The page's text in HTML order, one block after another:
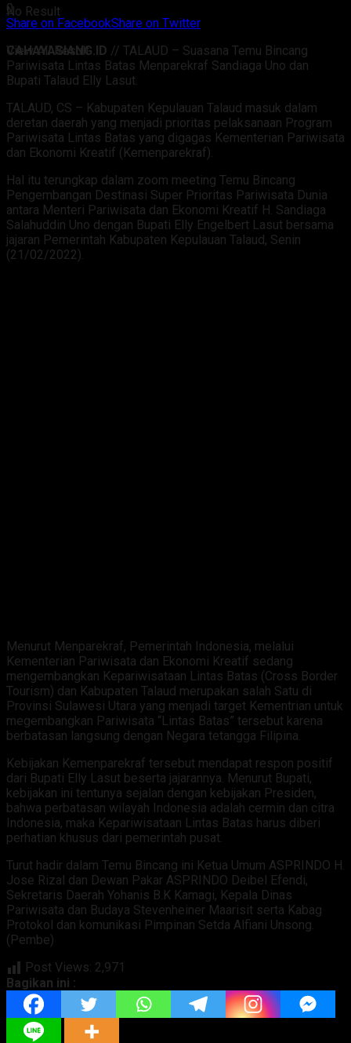
No Result
View All Result
0
Share on FacebookShare on Twitter
CAHAYASIANG.ID // TALAUD – Suasana Temu Bincang
Pariwisata Lintas Batas Menparekraf Sandiaga Uno dan
Bupati Talaud Elly Lasut.
TALAUD, CS – Kabupaten Kepulauan Talaud masuk dalam
deretan daerah yang menjadi prioritas pelaksanaan Program
Pariwisata Lintas Batas yang digagas Kementerian Pariwisata
dan Ekonomi Kreatif (Kemenparekraf).
Hal itu terungkap dalam zoom meeting Temu Bincang
Pengembangan Destinasi Super Prioritas Pariwisata Dunia
antara Menteri Pariwisata dan Ekonomi Kreatif H. Sandiaga
Salahuddin Uno dengan Bupati Elly Engelbert Lasut bersama
jajaran Pemerintah Kabupaten Kepulauan Talaud, Senin
(21/02/2022).
Menurut Menparekraf, Pemerintah Indonesia, melalui
Kementerian Pariwisata dan Ekonomi Kreatif sedang
mengembangkan Kepariwisataan Lintas Batas (Cross Border
Tourism) dan Kabupaten Talaud merupakan salah Satu di
Provinsi Sulawesi Utara yang menjadi target Kementrian untuk
megembangkan Pariwisata “Lintas Batas” tersebut karena
berbatasan langsung dengan Negara tetangga Filipina.
Kebijakan Kemenparekraf tersebut mendapat respon positif
dari Bupati Elly Lasut beserta jajarannya. Menurut Bupati,
kebijakan ini tentunya sejalan dengan kebijakan Presiden,
bahwa perbatasan wilayah Indonesia adalah cermin dan citra
Indonesia, maka Kepariwisataan Lintas Batas harus diberi
perhatian khusus dari pemerintah pusat.
Turut hadir dalam Temu Bincang ini Ketua Umum ASPRINDO H.
Jose Rizal dan Dewan Pakar ASPRINDO Deibel Efendi,
Sekretaris Daerah Yohanis B.K Kamagi, Kepala Dinas
Pariwisata dan Budaya Stevenheiner Maarisit serta Kabag
Protokol dan komunikasi Pimpinan Setda Alfiani Unsong.
(Pembe)
Post Views: 2,971
Bagikan ini :